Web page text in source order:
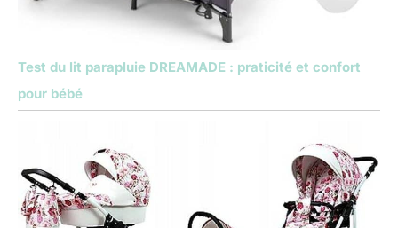
Test du lit parapluie DREAMADE : praticité et confort
pour bébé